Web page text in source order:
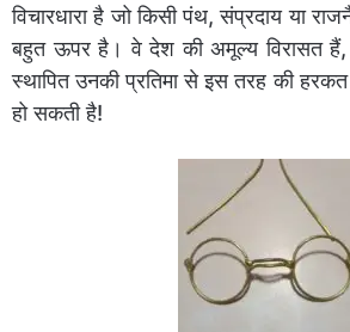
विचारधारा है जो किसी पंथ, संप्रदाय या
बहुत ऊपर है। वे देश की अमूल्य विरासत हैं,
स्थापित उनकी प्रतिमा से इस तरह की
हो सकती है!